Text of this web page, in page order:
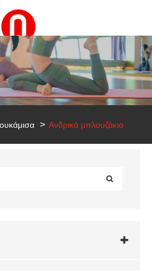
Ανδρικά μπλουζάκια